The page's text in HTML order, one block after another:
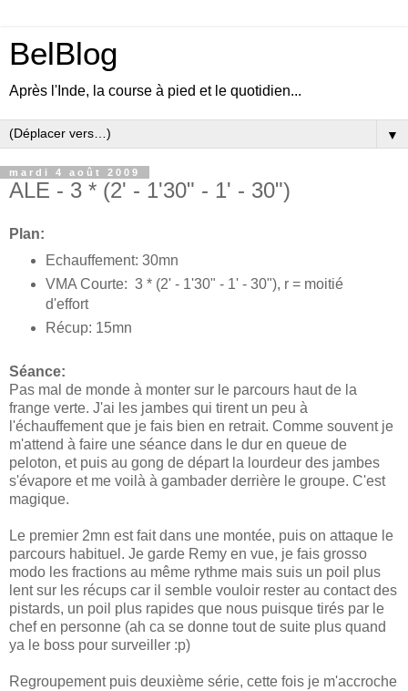
BelBlog
Après l'Inde, la course à pied et le quotidien...
▼
mardi 4 août 2009
ALE - 3 * (2' - 1'30" - 1' - 30")
Plan:
Echauffement: 30mn
VMA Courte: 3 * (2' - 1'30" - 1' - 30"), r = moitié
d'effort
Récup: 15mn
Séance:
Pas mal de monde à monter sur le parcours haut de la
frange verte. J'ai les jambes qui tirent un peu à
l'échauffement que je fais bien en retrait. Comme souvent je
m'attend à faire une séance dans le dur en queue de
peloton, et puis au gong de départ la lourdeur des jambes
s'évapore et me voilà à gambader derrière le groupe. C'est
magique.
Le premier 2mn est fait dans une montée, puis on attaque le
parcours habituel. Je garde Remy en vue, je fais grosso
modo les fractions au même rythme mais suis un poil plus
lent sur les récups car il semble vouloir rester au contact des
pistards, un poil plus rapides que nous puisque tirés par le
chef en personne (ah ca se donne tout de suite plus quand
ya le boss pour surveiller :p)
Regroupement puis deuxième série, cette fois je m'accroche